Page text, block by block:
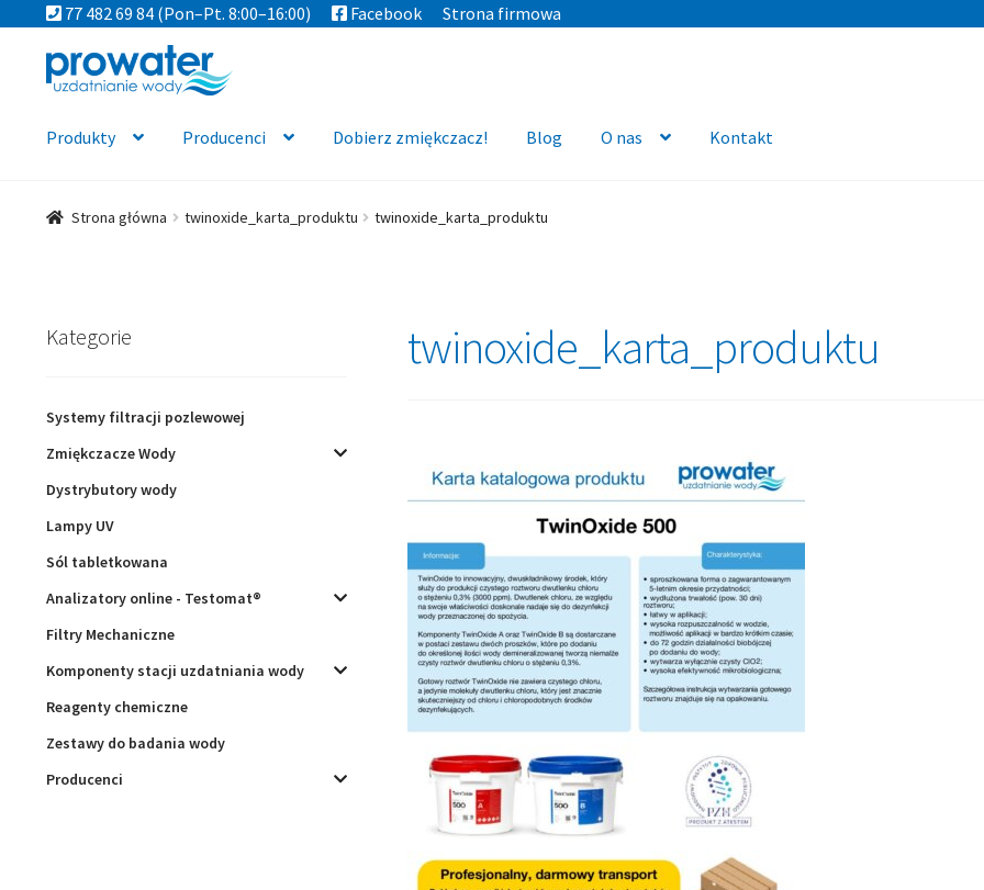
77 482 69 84(Pon–Pt. 8:00–16:00) Facebook Strona firmowa
Przejdź
do
Przejdź
do
Produkty Producenci Dobierz zmiękczacz! Blog O nas Kontakt
Strona główna twinoxide_karta_produktu twinoxide_karta_produktu
twinoxide_karta_produktu
Kategorie
Systemy filtracji pozlewowej
Zmiękczacze Wody
Dystrybutory wody
Lampy UV
Sól tabletkowana
Analizatory online - Testomat®
Filtry Mechaniczne
Komponenty stacji uzdatniania wody
Reagenty chemiczne
Zestawy do badania wody
Producenci